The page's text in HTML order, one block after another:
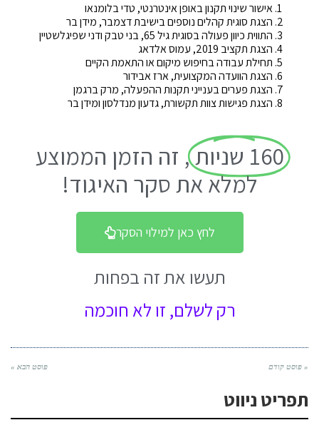
אישור שינוי תקנון באופן אינטרנטי, טדי בלומנאו
הצגת סוגית קהלים נוספים בישיבת דצמבר, מידן בר
התווית כיוון פעולה בסוגית גיל 65, בני טבק ודני שפיגלשטיין
הצגת תקציב 2019, עמוס אלדאג
תחילת עבודה בחיפוש מיקום או התאמת הקיים
הצגת הוועדה המקצועית, ארז אבידור
הצגת פערים בענייני תקנות ההפעלה, מרק ברגמן
הצגת פגישות צוות תקשורת, גדעון מנדלסון ומידן בר
160 שניות
, זה הזמן הממוצע
למלא את סקר האיגוד!
לחץ כאן למילוי הסקר
תעשו את זה בפחות
רק לשלם, זו לא חוכמה
« פוסט קודם פוסט הבא »
תפריט ניווט